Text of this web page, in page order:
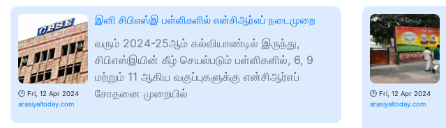
🕑 Fri, 12 Apr 2024
arasiyaltoday.com
இனி சிபிஎஸ்இ பள்ளிகளில் என்சிஆர்எப் நடைமுறை
வரும் 2024-25ஆம் கல்வியாண்டில் இருந்து,
சிபிஎஸ்இயின் கீழ் செயல்படும் பள்ளிகளில், 6, 9
மற்றும் 11 ஆகிய வகுப்புகளுக்கு என்சிஆர்எப்
சோதனை முறையில்
🕑 Fri, 12 Apr 2024
arasiyaltoday.com